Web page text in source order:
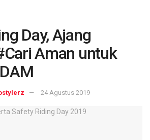
Day, Ajang
Aman untuk
24 Agustus 2019